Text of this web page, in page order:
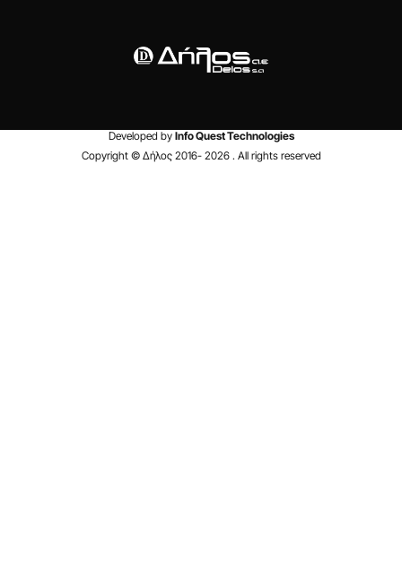
Developed by Info Quest Technologies
Copyright © Δήλος 2016- 2026. All rights reserved